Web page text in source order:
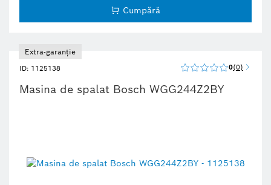
Cumpără
Extra-garanție
ID: 1125138 0 0
Masina de spalat Bosch WGG244Z2BY